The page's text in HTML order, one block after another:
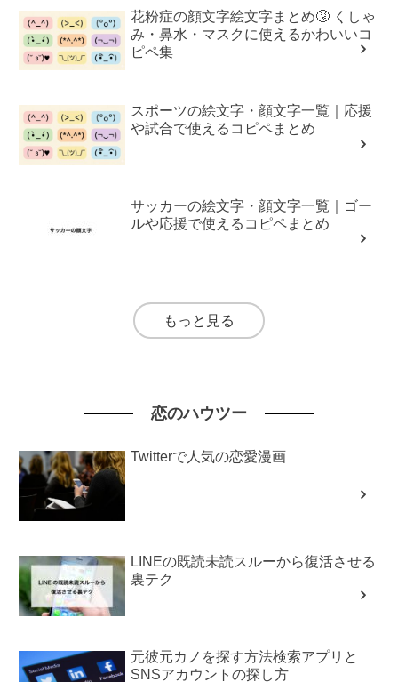
花粉症の顔文字絵文字まとめ🤧 くしゃ
み・鼻水・マスクに使えるかわいいコ
ピペ集
スポーツの絵文字・顔文字一覧｜応援
や試合で使えるコピペまとめ
サッカーの絵文字・顔文字一覧｜ゴー
ルや応援で使えるコピペまとめ
もっと見る
恋のハウツー
Twitterで人気の恋愛漫画
LINEの既読未読スルーから復活させる
裏テク
元彼元カノを探す方法検索アプリと
SNSアカウントの探し方